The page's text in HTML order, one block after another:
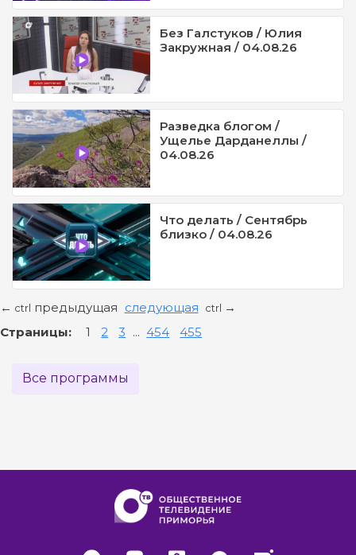
Без Галстуков / Юлия
Закружная / 04.08.26
Разведка блогом /
Ущелье Дарданеллы /
04.08.26
Что делать / Сентябрь
близко / 04.08.26
← ctrl предыдущая следующая ctrl →
Страницы: 1 2 3 ... 454 455
Все программы